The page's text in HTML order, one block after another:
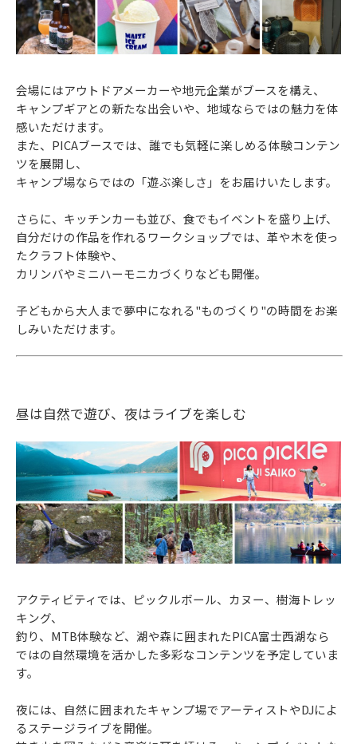
会場にはアウトドアメーカーや地元企業がブースを構え、
キャンプギアとの新たな出会いや、地域ならではの魅力を体
感いただけます。
また、PICAブースでは、誰でも気軽に楽しめる体験コンテン
ツを展開し、
キャンプ場ならではの「遊ぶ楽しさ」をお届けいたします。
さらに、キッチンカーも並び、食でもイベントを盛り上げ、
自分だけの作品を作れるワークショップでは、革や木を使っ
たクラフト体験や、
カリンバやミニハーモニカづくりなども開催。
子どもから大人まで夢中になれる"ものづくり"の時間をお楽
しみいただけます。
昼は自然で遊び、夜はライブを楽しむ
アクティビティでは、ピックルボール、カヌー、樹海トレッ
キング、
釣り、MTB体験など、湖や森に囲まれたPICA富士西湖なら
ではの自然環境を活かした多彩なコンテンツを予定していま
す。
夜には、自然に囲まれたキャンプ場でアーティストやDJによ
るステージライブを開催。